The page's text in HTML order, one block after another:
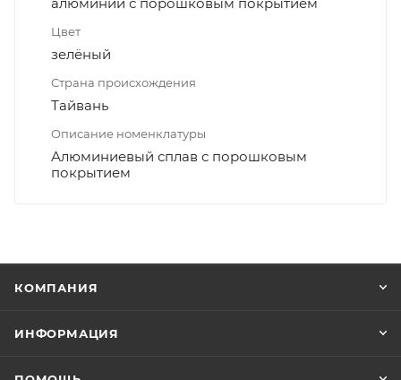
Цвет
зелёный
Страна происхождения
Тайвань
Описание номенклатуры
Алюминиевый сплав с порошковым
покрытием
КОМПАНИЯ
ИНФОРМАЦИЯ